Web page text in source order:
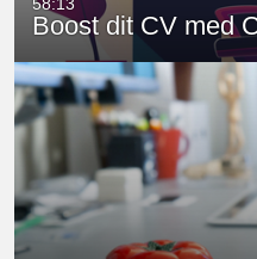
58:13
Boost dit CV med